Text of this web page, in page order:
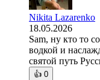
Nikita Lazarenko
18.05.2026
Sam, ну кто то
водкой и
святой путь
👍 0